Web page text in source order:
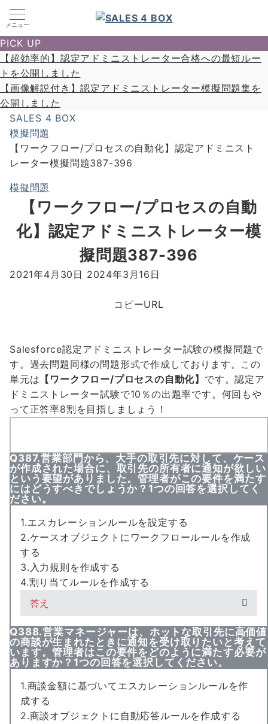
メニュー
PICK UP
【超効率的】認定アドミニストレーター合格への最短ルー
トを公開しました
【画像解説付き】認定アドミニストレーター模擬問題集を
公開しました
SALES 4 BOX
模擬問題
【ワークフロー/プロセスの自動化】認定アドミニスト
レーター模擬問題387-396
模擬問題
【ワークフロー/プロセスの自動
化】認定アドミニストレーター模
擬問題387-396
2021年4月30日 2024年3月16日
コピーURL
Salesforce認定アドミニストレーター試験の模擬問題で
す。過去問題同様の問題形式で作成しております。この
単元は 【ワークフロー/プロセスの自動化】 です。認定ア
ドミニストレーター試験で10％の出題率です。何回もや
って 正答率8割 を目指しましょう！
Q387.営業部門から、大手の取引先に対して、ケース
が作成された場合に、取引先の所有者に通知が欲しい
という要望がありました。管理者がこの要件を満たす
にはどうすべきでしょうか？1つの回答を選択してく
ださい。
1.エスカレーションルールを設定する
2.ケースオブジェクトにワークフロールールを作成
する
3.入力規則を作成する
4.割り当てルールを作成する
答え
Q388.営業マネージャーは、ホットな取引先に高価値
の商談が生まれたときに通知を受け取りたいと考えて
います。管理者はこの要件をどのように満たす必要が
ありますか？1つの回答を選択してください。
1.商談金額に基づいてエスカレーションルールを作
成する
2.商談オブジェクトに自動応答ルールを作成する